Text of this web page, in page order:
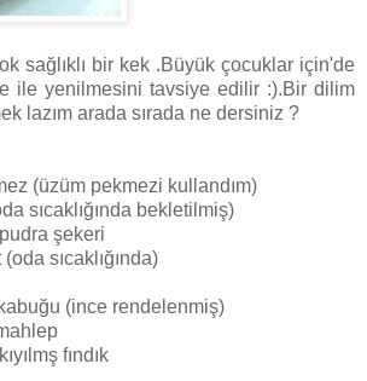
sağlıklı bir kek .Büyük çocuklar için'de
ile yenilmesini tavsiye edilir :).Bir dilim
lazım arada sırada ne dersiniz ?
(üzüm pekmezi kullandım)
sıcaklığında bekletilmiş)
şekeri
sıcaklığında)
(ince rendelenmiş)
fındık